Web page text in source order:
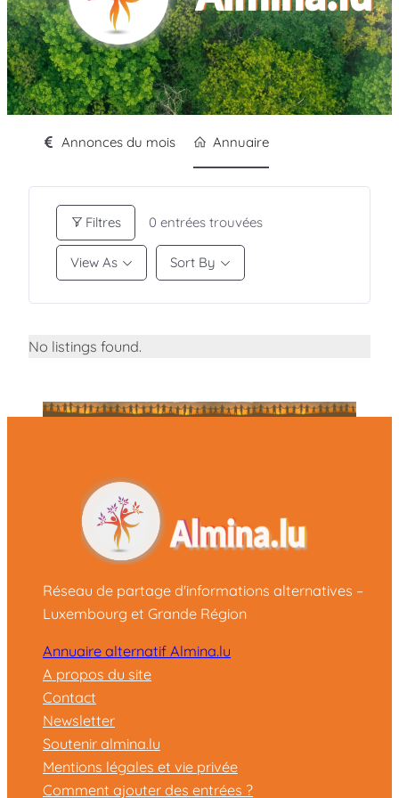
Annonces du mois Annuaire
Filtres 0 entrées trouvées
View As Sort By
No listings found.
Réseau de partage d'informations alternatives –
Luxembourg et Grande Région
Annuaire alternatif Almina.lu
A propos du site
Contact
Newsletter
Soutenir almina.lu
Mentions légales et vie privée
Comment ajouter des entrées ?